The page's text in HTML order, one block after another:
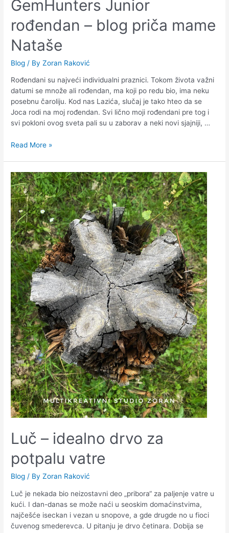
GemHunters Junior
rođendan – blog priča mame
Nataše
Blog / ByZoran Raković
Rođendani su najveći individualni praznici. Tokom života važni
datumi se množe ali rođendan, ma koji po redu bio, ima neku
posebnu čaroliju. Kod nas Lazića, slučaj je tako hteo da se
Joca rodi na moj rođendan. Svi lično moji rođendani pre tog i
svi pokloni ovog sveta pali su u zaborav a neki novi sjajniji, …
Read More »
Luč – idealno drvo za
potpalu vatre
Blog / ByZoran Raković
Luč je nekada bio neizostavni deo „pribora“ za paljenje vatre u
kući. I dan-danas se može naći u seoskim domaćinstvima,
najčešće iseckan i vezan u snopove, a gde drugde no u fioci
čuvenog smederevca. U pitanju je drvo četinara. Dobija se